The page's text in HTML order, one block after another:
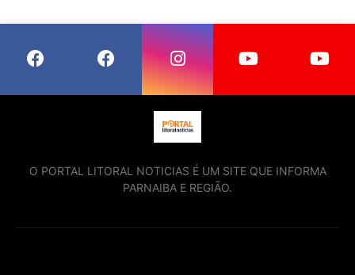
O PORTAL LITORAL NOTICIAS É UM SITE QUE INFORMA
PARNAIBA E REGIÃO.